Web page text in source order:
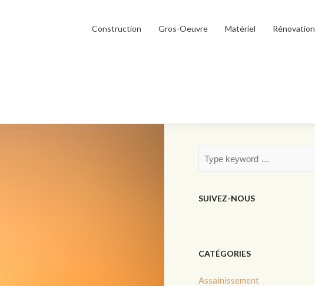
Construction Gros-Oeuvre Matériel Rénovation
SUIVEZ-NOUS
CATÉGORIES
Assainissement